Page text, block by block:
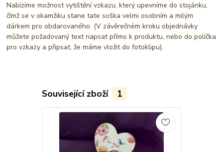
Nabízíme možnost vytištění vzkazu, který upevníme do stojánku,
čímž se v okamžiku stane tate soška velmi osobním a milým
dárkem pro obdarovaného. (V závěrečném kroku objednávky
můžete požadovaný text napsat přímo k produktu, nebo do políčka
pro vzkazy a připsat, že máme vložit do fotoklipu).
Související zboží 1